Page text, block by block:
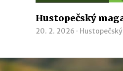
Hustopečský
20. 2. 2026 ·